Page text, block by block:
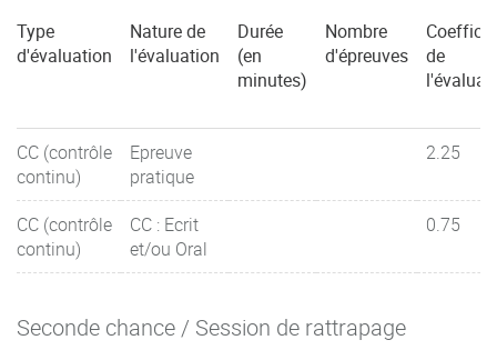
Type
d'évaluation
Nature de
l'évaluation
Durée
(en
minutes)
Nombre
d'épreuves
de
CC (contrôle
continu)
Epreuve
pratique
2.25
CC (contrôle
continu)
CC : Ecrit
et/ou Oral
0.75
Seconde chance / Session de rattrapage